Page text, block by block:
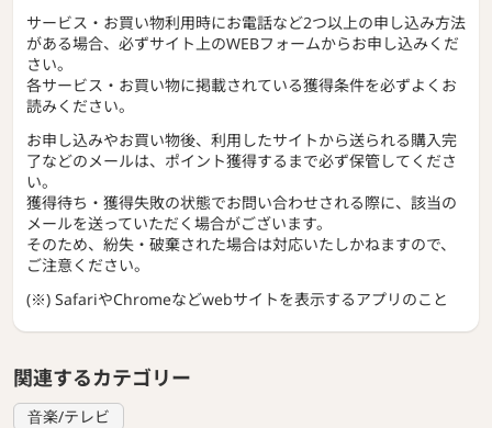
サービス・お買い物利用時にお電話など2つ以上の申し込み方法
がある場合、必ずサイト上のWEBフォームからお申し込みくだ
さい。
各サービス・お買い物に掲載されている獲得条件を必ずよくお
読みください。
お申し込みやお買い物後、利用したサイトから送られる購入完
了などのメールは、ポイント獲得するまで必ず保管してくださ
い。
獲得待ち・獲得失敗の状態でお問い合わせされる際に、該当の
メールを送っていただく場合がございます。
そのため、紛失・破棄された場合は対応いたしかねますので、
ご注意ください。
(※) SafariやChromeなどwebサイトを表示するアプリのこと
関連するカテゴリー
音楽/テレビ